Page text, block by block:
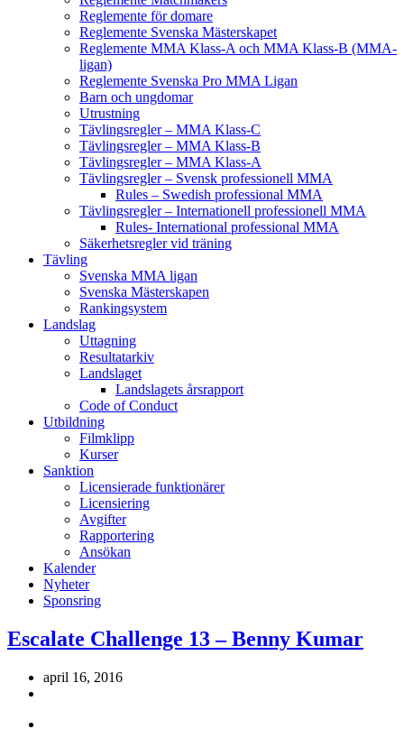
Reglemente för domare
Reglemente Svenska Mästerskapet
Reglemente MMA Klass-A och MMA Klass-B (MMA-
ligan)
Reglemente Svenska Pro MMA Ligan
Barn och ungdomar
Utrustning
Tävlingsregler – MMA Klass-C
Tävlingsregler – MMA Klass-B
Tävlingsregler – MMA Klass-A
Tävlingsregler – Svensk professionell MMA
Rules – Swedish professional MMA
Tävlingsregler – Internationell professionell MMA
Rules- International professional MMA
Säkerhetsregler vid träning
Tävling
Svenska MMA ligan
Svenska Mästerskapen
Rankingsystem
Landslag
Uttagning
Resultatarkiv
Landslaget
Landslagets årsrapport
Code of Conduct
Utbildning
Filmklipp
Kurser
Sanktion
Licensierade funktionärer
Licensiering
Avgifter
Rapportering
Ansökan
Kalender
Nyheter
Sponsring
Escalate Challenge 13 – Benny Kumar
april 16, 2016